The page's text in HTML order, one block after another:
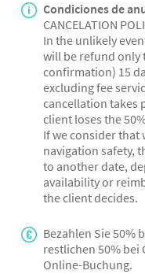
Condiciones de
CANCELATION
In the unlikely
will be refund only
confirmation) 15
excluding fee
cancellation takes
client loses the
If we consider that
navigation safety,
to another date,
availability or
the client decides.
Bezahlen Sie 50%
restlichen 50% bei
Online-Buchung.